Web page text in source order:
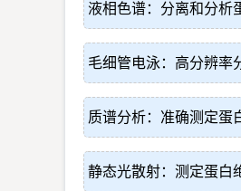
液相色谱：分离和分析
毛细管电泳：高分辨率
质谱分析：准确测定蛋
静态光散射：测定蛋白